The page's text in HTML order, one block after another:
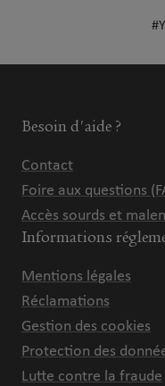
Besoin d'aide ?
Contact
Foire aux questions
Accès sourds et
Informations
Mentions légales
Réclamations
Gestion des cookies
Protection des
Lutte contre la fraude